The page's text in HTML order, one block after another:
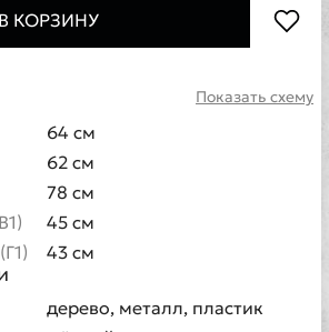
В КОРЗИНУ
Показать схему
64 см
62 см
78 см
45 см
43 см
дерево, металл, пластик